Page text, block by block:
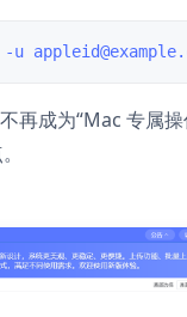
再成为“Mac 专属